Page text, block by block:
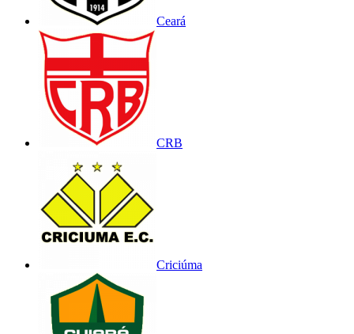
Ceará
CRB
Criciúma